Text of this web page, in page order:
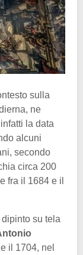
sulla
ne
la data
alcuni
secondo
circa 200
fra il 1684 e il
su tela
il 1704, nel